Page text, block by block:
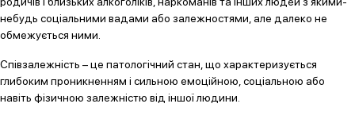
небудь соціальними вадами або залежностями, але далеко не
обмежується ними.
Співзалежність – це патологічний стан, що характеризується
глибоким проникненням і сильною емоційною, соціальною або
навіть фізичною залежністю від іншої людини.